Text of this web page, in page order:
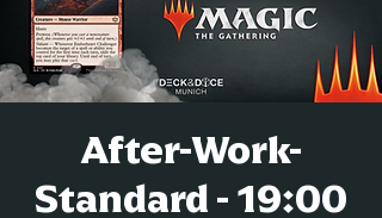
After-Work-
Standard - 19:00